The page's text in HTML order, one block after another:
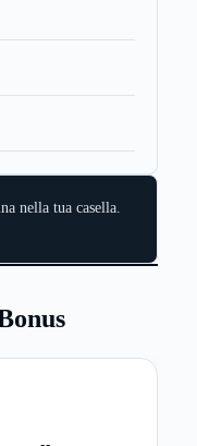
nella tua casella.